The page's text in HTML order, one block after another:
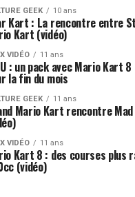
GEEK 10 ans
Kart : La rencontre entre
Kart (vidéo)
VIDÉO 11 ans
: un pack avec Mario Kart
la fin du mois
GEEK 11 ans
Mario Kart rencontre Mad
VIDÉO 11 ans
Kart 8 : des courses plus
(vidéo)